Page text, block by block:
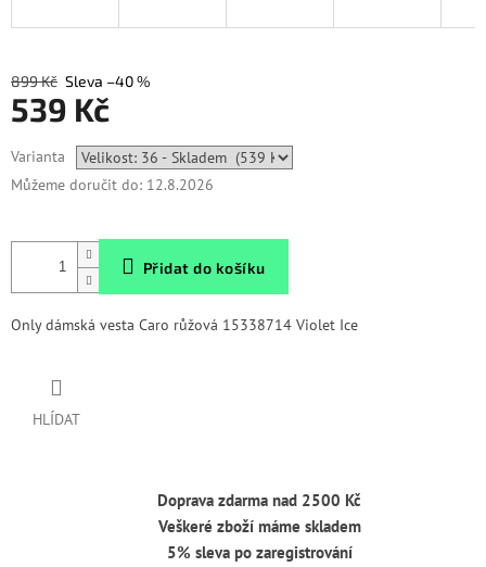
899 Kč –40 %
539 Kč
cena:
Varianta
Můžeme doručit do: 12.8.2026
Přidat do košíku
Only dámská vesta Caro růžová 15338714 Violet Ice
HLÍDAT
Doprava zdarma nad 2500 Kč
Veškeré zboží máme skladem
5% sleva po zaregistrování